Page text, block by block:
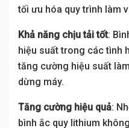
tối ưu hóa quy trình làm
Khả năng chịu tải tốt:
hiệu suất trong các tình
tăng cường hiệu suất
dừng máy.
Tăng cường hiệu quả:
bình ắc quy lithium